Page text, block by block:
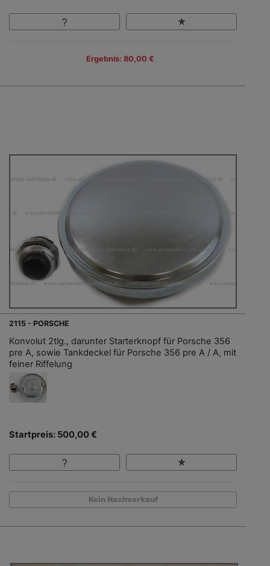
Ergebnis: 80,00 €
2115 - PORSCHE
Konvolut 2tlg., darunter Starterknopf für Porsche 356
pre A, sowie Tankdeckel für Porsche 356 pre A / A, mit
feiner Riffelung
Startpreis: 500,00 €
Kein Nachverkauf